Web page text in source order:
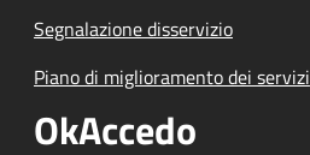
Segnalazione disservizio
Piano di miglioramento dei servizi
OkAccedo